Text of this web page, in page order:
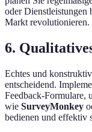
oder Dienstleistungen
Markt revolutionieren.
6.
Echtes und
entscheidend.
Feedback-Formulare,
wie SurveyMonkey
bedienen und effektiv